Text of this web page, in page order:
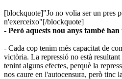
[blockquote]"Jo no volia ser un pres
n'exerceixo"[/blockquote]
- Però aquests nou anys també han
- Cada cop tenim més capacitat de
victòria. La repressió no està
tenint alguns efectes, perquè la
nos caure en l'autocensura, però tinc